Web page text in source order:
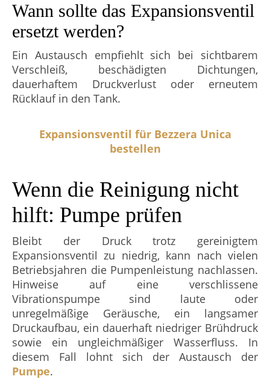
Wann sollte das Expansionsventil
ersetzt werden?
Ein Austausch empfiehlt sich bei sichtbarem
Verschleiß, beschädigten Dichtungen,
dauerhaftem Druckverlust oder erneutem
Rücklauf in den Tank.
Expansionsventil für Bezzera Unica
bestellen
Wenn die Reinigung nicht
hilft: Pumpe prüfen
Bleibt der Druck trotz gereinigtem
Expansionsventil zu niedrig, kann nach vielen
Betriebsjahren die Pumpenleistung nachlassen.
Hinweise auf eine verschlissene
Vibrationspumpe sind laute oder
unregelmäßige Geräusche, ein langsamer
Druckaufbau, ein dauerhaft niedriger Brühdruck
sowie ein ungleichmäßiger Wasserfluss. In
diesem Fall lohnt sich der Austausch der
Pumpe.